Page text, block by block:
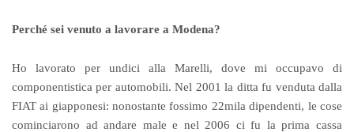
Perché sei venuto a lavorare a Modena?
Ho lavorato per undici alla Marelli, dove mi occupavo di
componentistica per automobili. Nel 2001 la ditta fu venduta dalla
FIAT ai giapponesi: nonostante fossimo 22mila dipendenti, le cose
cominciarono ad andare male e nel 2006 ci fu la prima cassa